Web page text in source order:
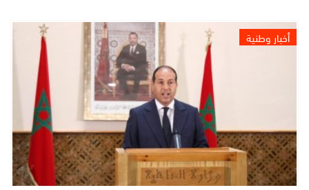
أخبار وطنية